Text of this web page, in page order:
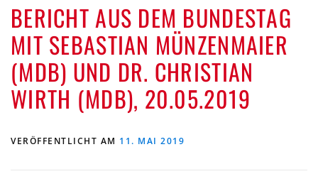
TERMINE PROGRAMM KONTAKT
MITGLIED WERDEN SPENDEN KREISSATZUNG
BERICHT AUS DEM BUNDESTAG
MIT SEBASTIAN MÜNZENMAIER
(MDB) UND DR. CHRISTIAN
WIRTH (MDB), 20.05.2019
VERÖFFENTLICHT AM 11. MAI 2019